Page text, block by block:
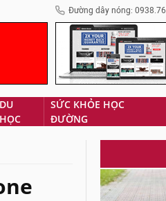
Đường dây nóng:
DU
HỌC
SỨC KHỎE HỌC
ĐƯỜNG